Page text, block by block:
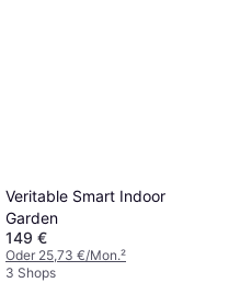
Veritable Smart Indoor
Garden
149 €
Oder 25,73 €/Mon.²
3 Shops